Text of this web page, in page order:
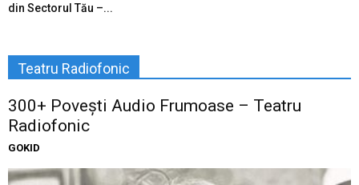
din Sectorul Tău –...
Teatru Radiofonic
300+ Povești Audio Frumoase – Teatru
Radiofonic
GOKID